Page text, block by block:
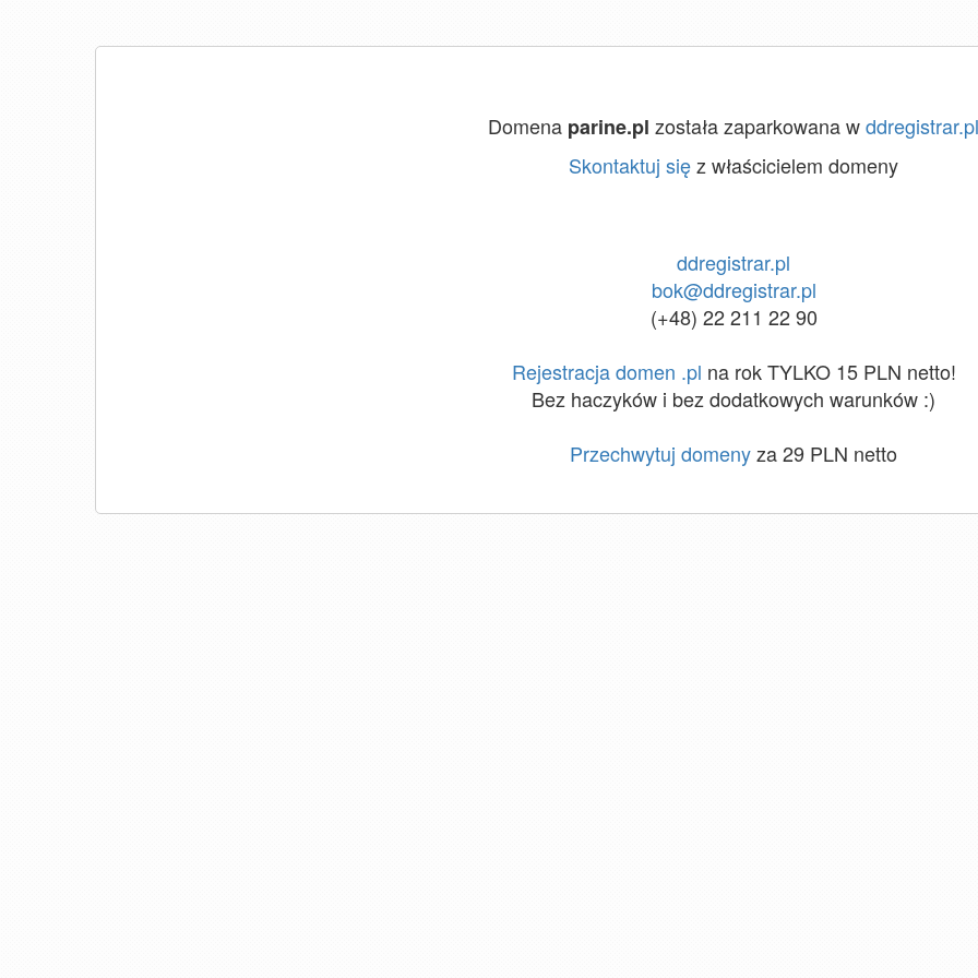
Domena parine.pl została zaparkowana wddregistrar.pl
Skontaktuj sięz właścicielem domeny
ddregistrar.pl
bok@ddregistrar.pl
(+48) 22 211 22 90
Rejestracja domen .pl na rok TYLKO 15 PLN netto!
Bez haczyków i bez dodatkowych warunków :)
Przechwytuj domenyza 29 PLN netto